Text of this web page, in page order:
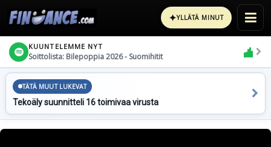
✦YLLÄTÄ MINUT
KUUNTELEMME NYT
Soittolista: Bilepoppia 2026 - Suomihitit
TÄTÄ MUUT LUKEVAT
Tekoäly suunnitteli 16 toimivaa virusta